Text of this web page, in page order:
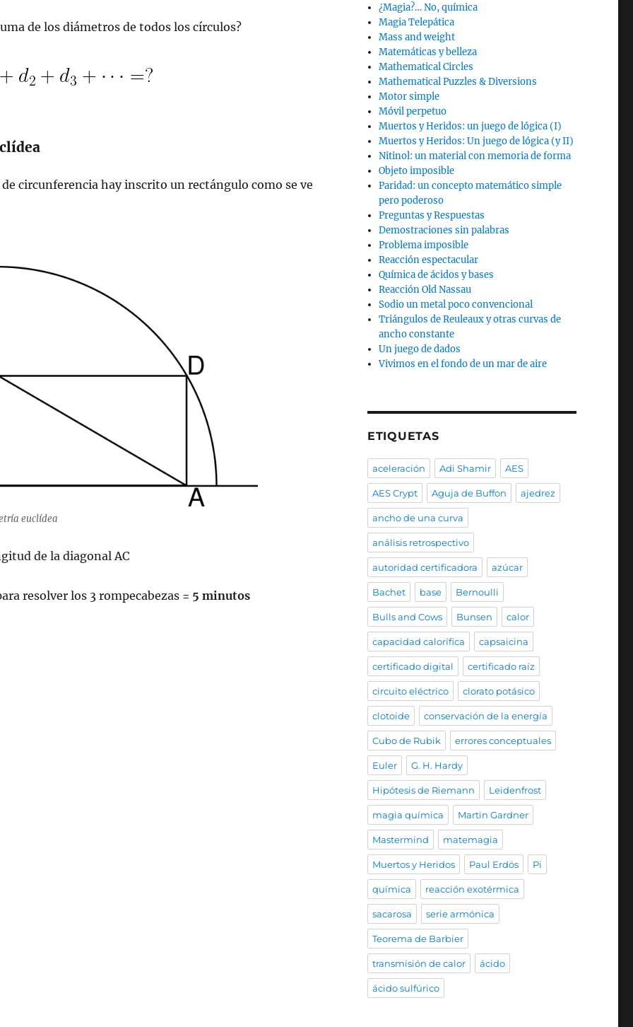
de los diámetros de todos los círculos?
circunferencia hay inscrito un rectángulo como se ve
euclídea
de la diagonal AC
resolver los 3 rompecabezas= 5 minutos
¿Magia?… No, química
Magia Telepática
Mass and weight
Matemáticas y belleza
Mathematical Circles
Mathematical Puzzles & Diversions
Motor simple
Móvil perpetuo
Muertos y Heridos: un juego de lógica (I)
Muertos y Heridos: Un juego de lógica (y II)
Nitinol: un material con memoria de forma
Objeto imposible
Paridad: un concepto matemático simple
pero poderoso
Preguntas y Respuestas
Demostraciones sin palabras
Problema imposible
Reacción espectacular
Química de ácidos y bases
Reacción Old Nassau
Sodio un metal poco convencional
Triángulos de Reuleaux y otras curvas de
ancho constante
Un juego de dados
Vivimos en el fondo de un mar de aire
ETIQUETAS
aceleración Adi Shamir AES
AES Crypt Aguja de Buffon ajedrez
ancho de una curva
análisis retrospectivo
autoridad certificadora azúcar
Bachet base Bernoulli
Bulls and Cows Bunsen calor
capacidad calorífica capsaicina
certificado digital certificado raíz
circuito eléctrico clorato potásico
clotoide conservación de la energía
Cubo de Rubik errores conceptuales
Euler G. H. Hardy
Hipótesis de Riemann Leidenfrost
magia química Martin Gardner
Mastermind matemagia
Muertos y Heridos Paul Erdös Pi
química reacción exotérmica
sacarosa serie armónica
Teorema de Barbier
transmisión de calor ácido
ácido sulfúrico